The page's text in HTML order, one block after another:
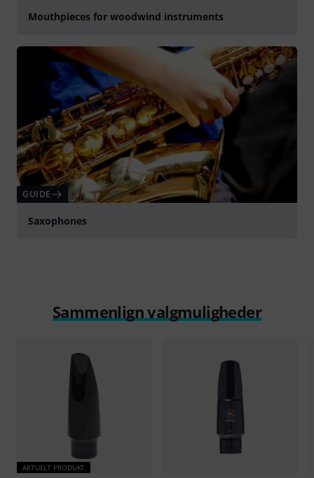
Mouthpieces for woodwind instruments
GUIDE
Saxophones
Sammenlign valgmuligheder
AKTUELT PRODUKT